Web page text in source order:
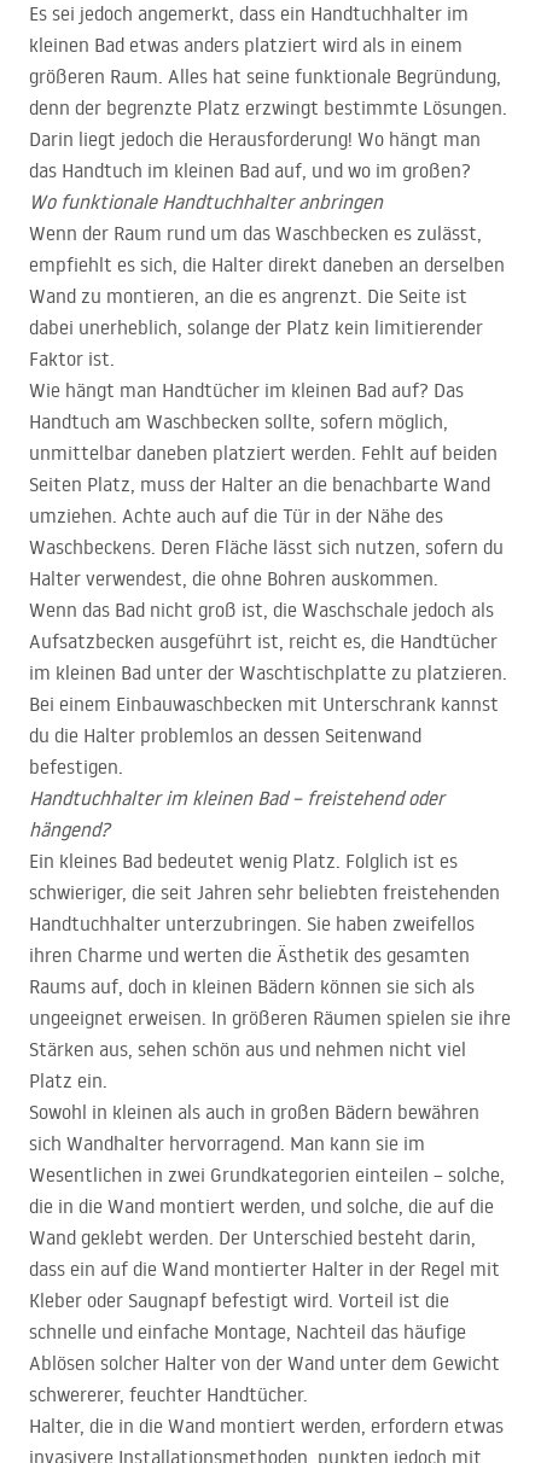
Es sei jedoch angemerkt, dass ein Handtuchhalter im
kleinen Bad etwas anders platziert wird als in einem
größeren Raum. Alles hat seine funktionale Begründung,
denn der begrenzte Platz erzwingt bestimmte Lösungen.
Darin liegt jedoch die Herausforderung! Wo hängt man
das Handtuch im kleinen Bad auf, und wo im großen?
Wo funktionale Handtuchhalter anbringen
Wenn der Raum rund um das Waschbecken es zulässt,
empfiehlt es sich, die Halter direkt daneben an derselben
Wand zu montieren, an die es angrenzt. Die Seite ist
dabei unerheblich, solange der Platz kein limitierender
Faktor ist.
Wie hängt man Handtücher im kleinen Bad auf? Das
Handtuch am Waschbecken sollte, sofern möglich,
unmittelbar daneben platziert werden. Fehlt auf beiden
Seiten Platz, muss der Halter an die benachbarte Wand
umziehen. Achte auch auf die Tür in der Nähe des
Waschbeckens. Deren Fläche lässt sich nutzen, sofern du
Halter verwendest, die ohne Bohren auskommen.
Wenn das Bad nicht groß ist, die Waschschale jedoch als
Aufsatzbecken ausgeführt ist, reicht es, die Handtücher
im kleinen Bad unter der Waschtischplatte zu platzieren.
Bei einem Einbauwaschbecken mit Unterschrank kannst
du die Halter problemlos an dessen Seitenwand
befestigen.
Handtuchhalter im kleinen Bad – freistehend oder
hängend?
Ein kleines Bad bedeutet wenig Platz. Folglich ist es
schwieriger, die seit Jahren sehr beliebten freistehenden
Handtuchhalter unterzubringen. Sie haben zweifellos
ihren Charme und werten die Ästhetik des gesamten
Raums auf, doch in kleinen Bädern können sie sich als
ungeeignet erweisen. In größeren Räumen spielen sie ihre
Stärken aus, sehen schön aus und nehmen nicht viel
Platz ein.
Sowohl in kleinen als auch in großen Bädern bewähren
sich Wandhalter hervorragend. Man kann sie im
Wesentlichen in zwei Grundkategorien einteilen – solche,
die in die Wand montiert werden, und solche, die auf die
Wand geklebt werden. Der Unterschied besteht darin,
dass ein auf die Wand montierter Halter in der Regel mit
Kleber oder Saugnapf befestigt wird. Vorteil ist die
schnelle und einfache Montage, Nachteil das häufige
Ablösen solcher Halter von der Wand unter dem Gewicht
schwererer, feuchter Handtücher.
Halter, die in die Wand montiert werden, erfordern etwas
invasivere Installationsmethoden, punkten jedoch mit